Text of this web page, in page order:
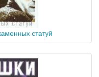
статуй